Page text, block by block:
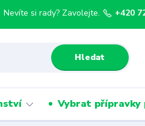
Hledat
Nevíte si rady? Zavolejte. +420
Vybrat přípravky